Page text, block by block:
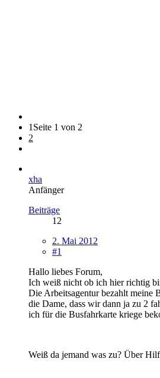
1 Seite 1 von 2
2
xha
Anfänger
Beiträge
12
2. Mai 2012
#1
Hallo liebes Forum,
Ich weiß nicht ob ich hier richtig
Die Arbeitsagentur bezahlt meine
die Dame, dass wir dann ja zu 2
ich für die Busfahrkarte kriege
Weiß da jemand was zu? Über